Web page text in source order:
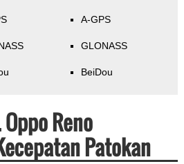
A-GPS
GLONASS
BeiDou
Oppo Reno
Patokan